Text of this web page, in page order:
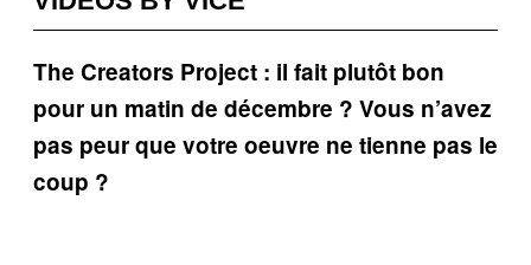
The Creators Project : il fait plutôt bon
pour un matin de décembre ? Vous n’avez
pas peur que votre oeuvre ne tienne pas le
coup ?